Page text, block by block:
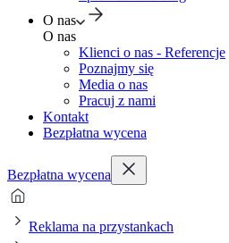
O nas
O nas
Klienci o nas - Referencje
Poznajmy się
Media o nas
Pracuj z nami
Kontakt
Bezpłatna wycena
Bezpłatna wycena
Reklama na przystankach